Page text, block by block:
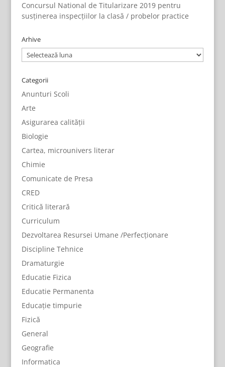
Concursul National de Titularizare 2019 pentru
susținerea inspecțiilor la clasă / probelor practice
Arhive
Arhive
Categorii
Anunturi Scoli
Arte
Asigurarea calității
Biologie
Cartea, microunivers literar
Chimie
Comunicate de Presa
CRED
Critică literară
Curriculum
Dezvoltarea Resursei Umane /Perfecționare
Discipline Tehnice
Dramaturgie
Educatie Fizica
Educatie Permanenta
Educație timpurie
Fizică
General
Geografie
Informatica